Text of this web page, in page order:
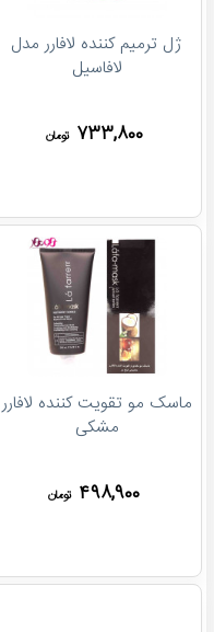
ژل ترمیم کننده لافارر مدل
لافاسیل
۷۳۳,۸۰۰ تومان
ماسک مو تقویت کننده لافارر
مشکی
۴۹۸,۹۰۰ تومان